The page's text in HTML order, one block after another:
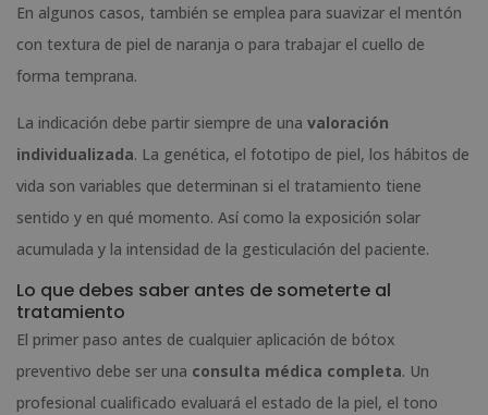
En algunos casos, también se emplea para suavizar el mentón
con textura de piel de naranja o para trabajar el cuello de
forma temprana.
La indicación debe partir siempre de una valoración
individualizada. La genética, el fototipo de piel, los hábitos de
vida son variables que determinan si el tratamiento tiene
sentido y en qué momento. Así como la exposición solar
acumulada y la intensidad de la gesticulación del paciente.
Lo que debes saber antes de someterte al
tratamiento
El primer paso antes de cualquier aplicación de bótox
preventivo debe ser una consulta médica completa. Un
profesional cualificado evaluará el estado de la piel, el tono